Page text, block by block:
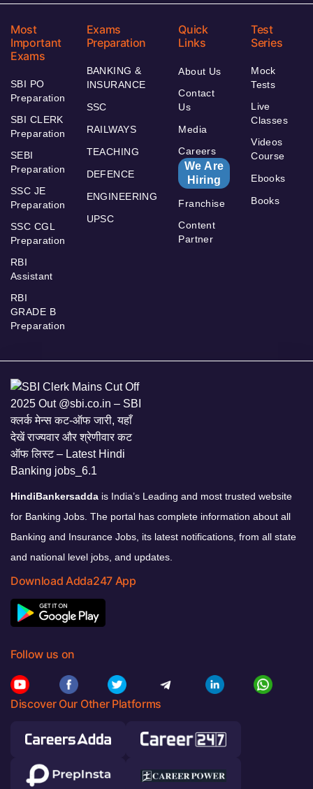
Most
Important
Exams
SBI PO
Preparation
SBI CLERK
Preparation
SEBI
Preparation
SSC JE
Preparation
SSC CGL
Preparation
RBI
Assistant
RBI
GRADE B
Preparation
Exams
Preparation
BANKING &
INSURANCE
SSC
RAILWAYS
TEACHING
DEFENCE
ENGINEERING
UPSC
Quick
Links
About Us
Contact
Us
Media
Careers
We Are
Hiring
Franchise
Content
Partner
Test
Series
Mock
Tests
Live
Classes
Videos
Course
Ebooks
Books
HindiBankersadda is India’s Leading and most trusted website
for Banking Jobs. The portal has complete information about all
Banking and Insurance Jobs, its latest notifications, from all state
and national level jobs, and updates.
Download Adda247 App
Follow us on
Discover Our Other Platforms